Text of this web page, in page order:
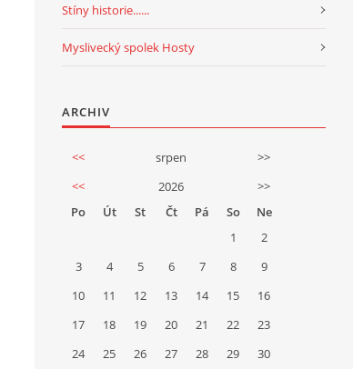
Stíny historie......
Myslivecký spolek Hosty
ARCHIV
<< srpen
>>
<<
2026
>>
Po
Út St Čt Pá So
Ne
1
2
3
4 5 6 7 8
9
10
11 12 13 14 15
16
17
18 19 20 21 22
23
24
25 26 27 28 29 30